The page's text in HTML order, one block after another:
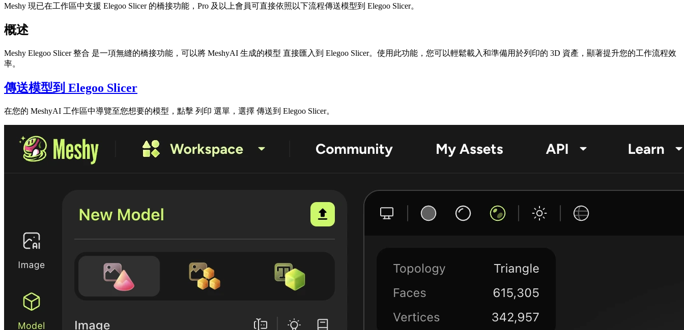
Meshy 現已在工作區中支援 Elegoo Slicer 的橋接功能，Pro 及以上會員可直接依照以下流程傳送模型到 Elegoo Slicer。
概述
Meshy Elegoo Slicer 整合 是一項無縫的橋接功能，可以將 MeshyAI 生成的模型 直接匯入到 Elegoo Slicer。使用此功能，您可以輕鬆載入和準備用於列印的 3D 資產，顯著提升您的工作流程效
率。
傳送模型到 Elegoo Slicer
在您的 MeshyAI 工作區中導覽至您想要的模型，點擊 列印 選單，選擇 傳送到 Elegoo Slicer。